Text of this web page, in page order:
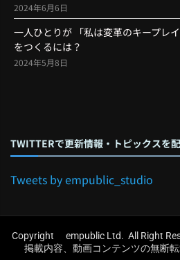
2024年6月6日
一人ひとりが 「私は変革のキープレ
をつくるには？
2024年5月8日
TWITTERで更新情報・トピックスを
Tweets by empublic_studio
Copyright empublic Ltd. All Right
掲載内容、動画コンテンツの無断